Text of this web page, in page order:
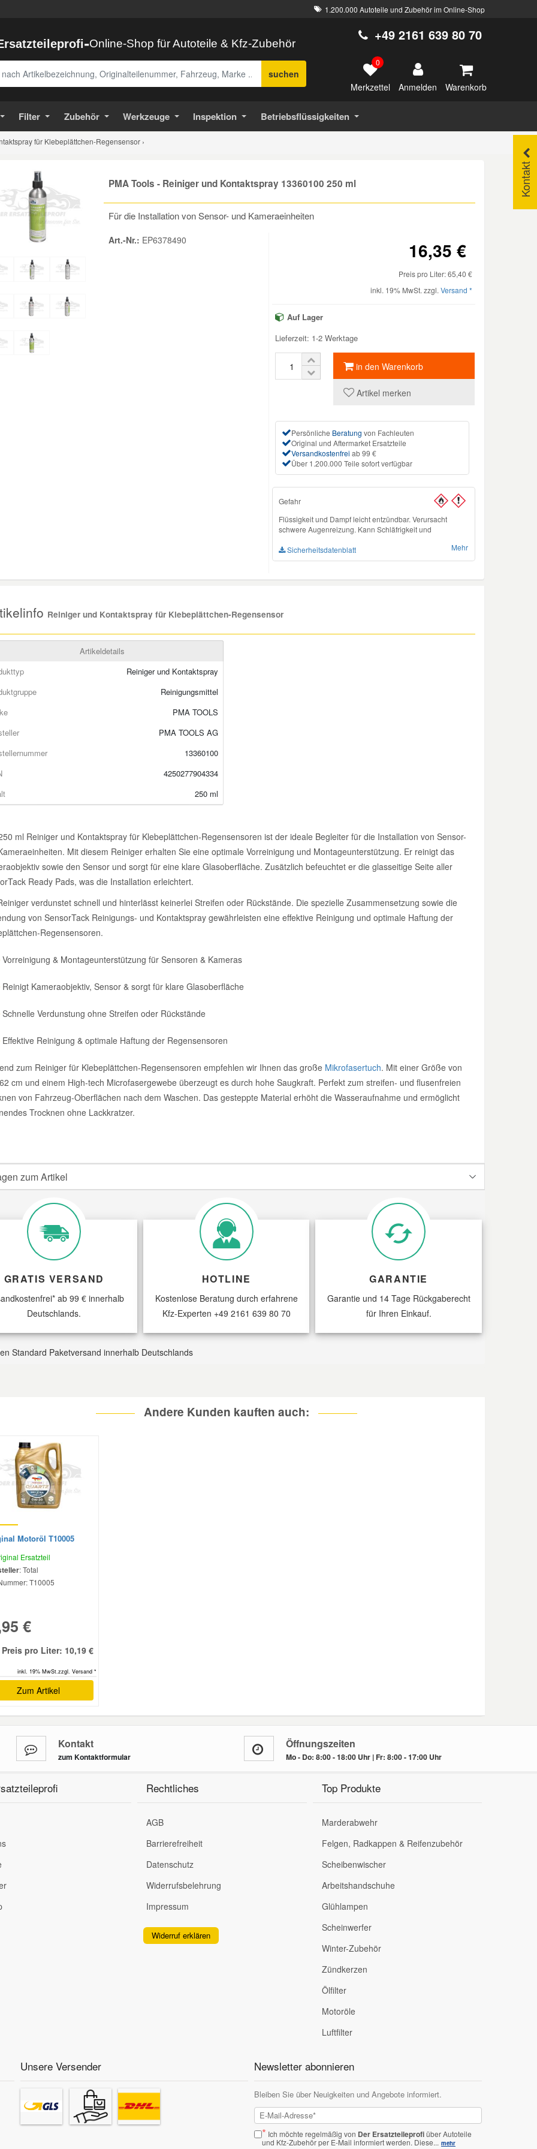
1.200.000 Autoteile und Zubehör im Online-Shop
-Online-Shop für Autoteile & Kfz-Zubehör
suchen
+49 2161 639 80 70
0
Merkzettel Anmelden Warenkorb
Filter Zubehör Werkzeuge Inspektion Betriebsflüssigkeiten
für Klebeplättchen-Regensensor ›
Kontakt
PMA Tools - Reiniger und Kontaktspray 13360100 250 ml
Für die Installation von Sensor- und Kameraeinheiten
Art.-Nr.: EP6378490 16,35 €
Preis pro Liter: 65,40 €
inkl. 19% MwSt. zzgl. Versand *
Auf Lager
Lieferzeit: 1-2 Werktage
in den Warenkorb
Artikel merken
Persönliche Beratung von Fachleuten
Original und Aftermarket Ersatzteile
Versandkostenfrei ab 99 €
Über 1.200.000 Teile sofort verfügbar
Gefahr
Flüssigkeit und Dampf leicht entzündbar. Verursacht
schwere Augenreizung. Kann Schläfrigkeit und
Sicherheitsdatenblatt
Mehr
Reiniger und Kontaktspray für Klebeplättchen-Regensensor
Artikeldetails
Reiniger und Kontaktspray
Reinigungsmittel
PMA TOOLS
PMA TOOLS AG
13360100
4250277904334
250 ml
ml Reiniger und Kontaktspray für Klebeplättchen-Regensensoren ist der ideale Begleiter für die Installation von Sensor-
Mit diesem Reiniger erhalten Sie eine optimale Vorreinigung und Montageunterstützung. Er reinigt das
sowie den Sensor und sorgt für eine klare Glasoberfläche. Zusätzlich befeuchtet er die glasseitige Seite aller
Ready Pads, was die Installation erleichtert.
verdunstet schnell und hinterlässt keinerlei Streifen oder Rückstände. Die spezielle Zusammensetzung sowie die
von SensorTack Reinigungs- und Kontaktspray gewährleisten eine effektive Reinigung und optimale Haftung der
Regensensoren.
Vorreinigung & Montageunterstützung für Sensoren & Kameras
Reinigt Kameraobjektiv, Sensor & sorgt für klare Glasoberfläche
Schnelle Verdunstung ohne Streifen oder Rückstände
Effektive Reinigung & optimale Haftung der Regensensoren
zum Reiniger für Klebeplättchen-Regensensoren empfehlen wir Ihnen das große Mikrofasertuch. Mit einer Größe von
cm und einem High-tech Microfasergewebe überzeugt es durch hohe Saugkraft. Perfekt zum streifen- und flusenfreien
von Fahrzeug-Oberflächen nach dem Waschen. Das gesteppte Material erhöht die Wasseraufnahme und ermöglicht
Trocknen ohne Lackkratzer.
zum Artikel
GRATIS VERSAND
ab 99 € innerhalb
Deutschlands.
HOTLINE
Kostenlose Beratung durch erfahrene
Kfz-Experten +49 2161 639 80 70
GARANTIE
Garantie und 14 Tage Rückgaberecht
für Ihren Einkauf.
Standard Paketversand innerhalb Deutschlands
Andere Kunden kauften auch:
Motoröl T10005
Ersatzteil
: Total
T10005
€
Preis pro Liter: 10,19 €
inkl. 19% MwSt.zzgl. Versand *
Zum Artikel
Kontakt
zum Kontaktformular
Öffnungszeiten
Mo - Do: 8:00 - 18:00 Uhr | Fr: 8:00 - 17:00 Uhr
Rechtliches
AGB
Barrierefreiheit
Datenschutz
Widerrufsbelehrung
Impressum
Widerruf erklären
Top Produkte
Marderabwehr
Felgen, Radkappen & Reifenzubehör
Scheibenwischer
Arbeitshandschuhe
Glühlampen
Scheinwerfer
Winter-Zubehör
Zündkerzen
Ölfilter
Motoröle
Luftfilter
Unsere Versender Newsletter abonnieren
Bleiben Sie über Neuigkeiten und Angebote informiert.
* Ich möchte regelmäßig von Der Ersatzteileprofiüber Autoteile
und Kfz-Zubehör per E-Mail informiert werden. Diese... mehr